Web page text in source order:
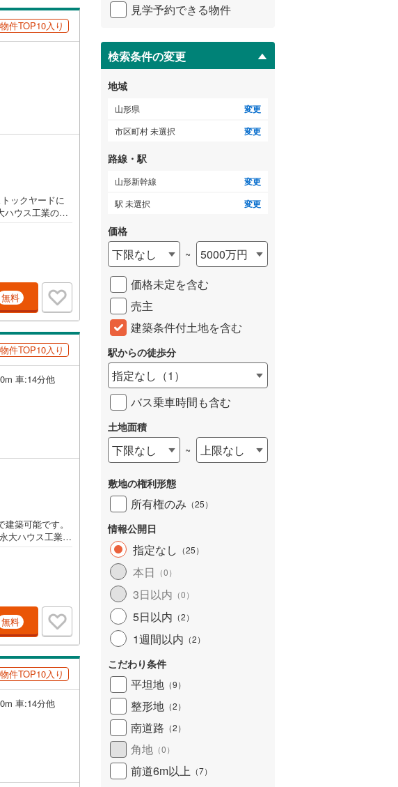
件TOP10入り
ックヤードに
ハウス工業の強
ン・土地...と
施設、子育て
をして頂ける
ッフ＞当社で
する様々なご質
も、誠心誠意
子様連れのご家
・水曜日※店舗
お問い合わせ
無料
件TOP10入り
車:14分他
築可能です。
大ハウス工業の
ョン・土地...
業施設、子育
びをして頂け
タッフ＞当社
関する様々なご
ても、誠心誠
お子様連れのご
火・水曜日※店
にお問い合わ
無料
件TOP10入り
車:14分他
ペ
ジ
に
保
存
す
る
見学予約できる物件
検索条件の変更
地域
山形県 変更
市区町村 未選択 変更
路線・駅
山形新幹線 変更
駅 未選択 変更
価格
下限なし ~
5000万円
価格未定を含む
売主
建築条件付土地を含む
駅からの徒歩分
指定なし （1 ）
バス乗車時間も含む
土地面積
下限なし ~ 上限なし
敷地の権利形態
所有権のみ （25）
情報公開日
指定なし （25）
本日 （0）
3日以内 （0）
5日以内 （2）
1週間以内 （2）
こだわり条件
平坦地 （9）
整形地 （2）
南道路 （2）
角地 （0）
前道6m以上 （7）